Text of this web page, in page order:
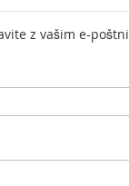
z vašim e-